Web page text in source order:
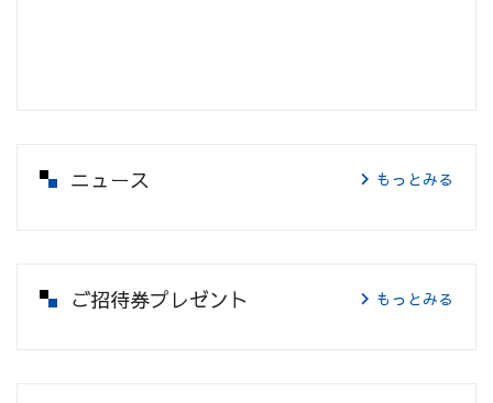
ニュース もっとみる
ご招待券プレゼント もっとみる